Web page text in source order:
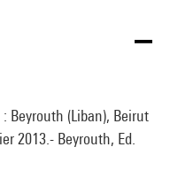
Beyrouth (Liban), Beirut
2013.- Beyrouth, Ed.